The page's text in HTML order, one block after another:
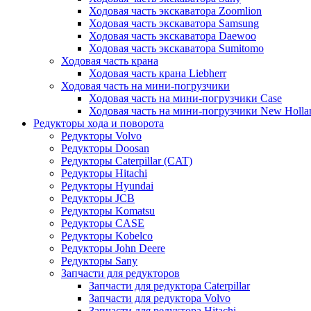
Ходовая часть экскаватора Zoomlion
Ходовая часть экскаватора Samsung
Ходовая часть экскаватора Daewoo
Ходовая часть экскаватора Sumitomo
Ходовая часть крана
Ходовая часть крана Liebherr
Ходовая часть на мини-погрузчики
Ходовая часть на мини-погрузчики Case
Ходовая часть на мини-погрузчики New
Редукторы хода и поворота
Редукторы Volvo
Редукторы Doosan
Редукторы Caterpillar (CAT)
Редукторы Hitachi
Редукторы Hyundai
Редукторы JCB
Редукторы Komatsu
Редукторы CASE
Редукторы Kobelco
Редукторы John Deere
Редукторы Sany
Запчасти для редукторов
Запчасти для редуктора Caterpillar
Запчасти для редуктора Volvo